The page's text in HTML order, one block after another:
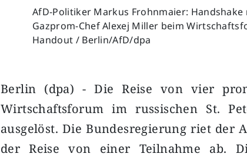
AfD-Politiker Markus Frohnmaier:
Gazprom-Chef Alexej Miller beim
Handout / Berlin/AfD/dpa
Berlin (dpa) - Die Reise von vier
Wirtschaftsforum im russischen St.
ausgelöst. Die Bundesregierung riet der
der Reise von einer Teilnahme ab.